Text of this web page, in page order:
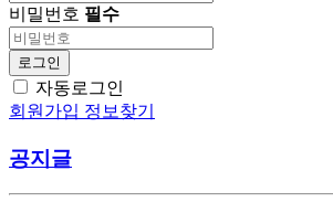
비밀번호 필수
로그인
자동로그인
회원가입 정보찾기
공지글